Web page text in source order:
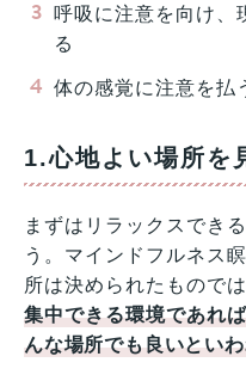
呼吸に注意を向け、
る
体の感覚に注意を
1.心地よい場所を
まずはリラックスでき
う。マインドフルネス
所は決められたもので
集中できる環境であれ
んな場所でも良いとい